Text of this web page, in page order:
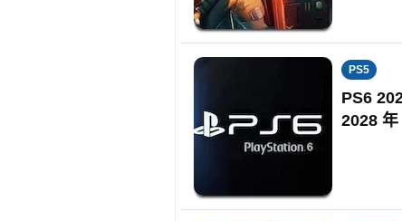
PS5
PS6
2028 年